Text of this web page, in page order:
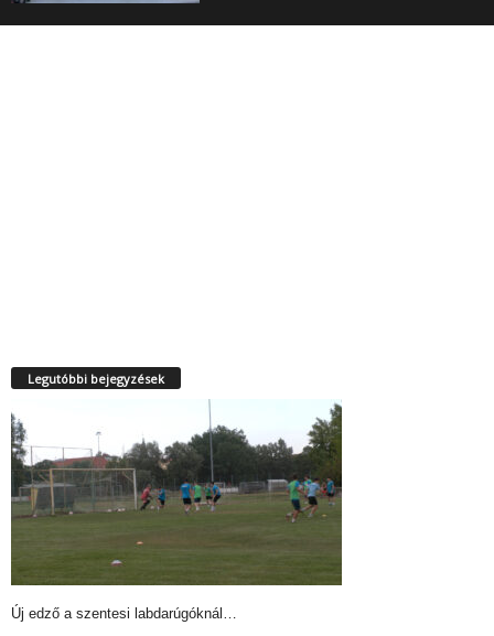
Legutóbbi bejegyzések
Új edző a szentesi labdarúgóknál…